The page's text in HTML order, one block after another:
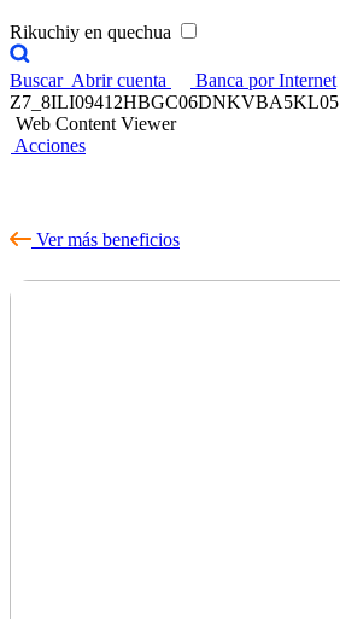
Rikuchiy en quechua
Buscar Abrir cuenta
Banca por Internet
Z7_8ILI09412HBGC06DNKVBA5KL05
Web Content Viewer
Acciones
Ver más beneficios